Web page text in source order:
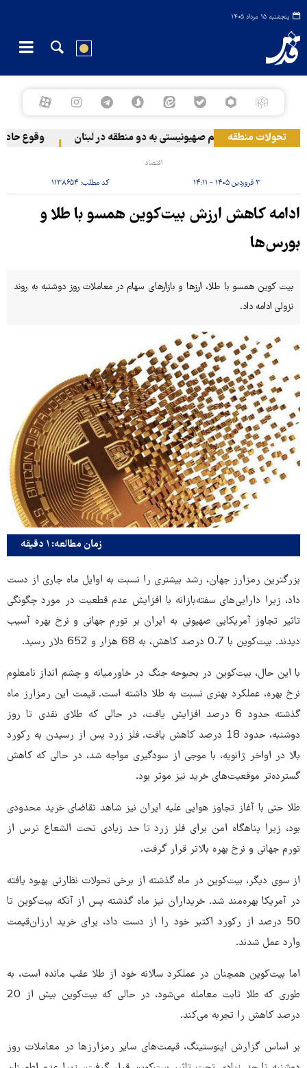
پنجشنبه ۱۵ مرداد ۱۴۰۵
تحولات منطقه
حمله رژیم صهیونیستی به دو منطقه در لبنان وقوع
اقتصاد
۳ فروردین ۱۴۰۵ - ۱۴:۱۱ کد مطلب:۱۱۳۸۶۵۴
ادامه کاهش ارزش بیت‌کوین همسو با طلا و
بورس‌ها
بیت کوین همسو با طلا، ارزها و بازارهای سهام در معاملات روز دوشنبه به روند
نزولی ادامه داد.
زمان مطالعه: ۱ دقیقه
بزرگترین رمزارز جهان، رشد بیشتری را نسبت به اوایل ماه جاری از دست
داد، زیرا دارایی‌های سفته‌بازانه با افزایش عدم قطعیت در مورد چگونگی
تاثیر تجاوز آمریکایی صهیونی به ایران بر تورم جهانی و نرخ بهره آسیب
دیدند. بیت‌کوین با 0.7 درصد کاهش، به 68 هزار و 652 دلار رسید.
با این حال، بیت‌کوین در بحبوحه جنگ در خاورمیانه و چشم انداز نامعلوم
نرخ بهره، عملکرد بهتری نسبت به طلا داشته است. قیمت این رمزارز ماه
گذشته حدود 6 درصد افزایش یافت، در حالی که طلای نقدی تا روز
دوشنبه، حدود 18 درصد کاهش یافت. فلز زرد پس از رسیدن به رکورد
بالا در اواخر ژانویه، با موجی از سودگیری مواجه شد، در حالی که کاهش
گسترده‌تر موقعیت‌های خرید نیز موثر بود.
طلا حتی با آغاز تجاوز هوایی علیه ایران نیز شاهد تقاضای خرید محدودی
بود، زیرا پناهگاه امن برای فلز زرد تا حد زیادی تحت الشعاع ترس از
تورم جهانی و نرخ بهره بالاتر قرار گرفت.
از سوی دیگر، بیت‌کوین در ماه گذشته از برخی تحولات نظارتی بهبود یافته
در آمریکا بهره‌مند شد. خریداران نیز ماه گذشته پس از آنکه بیت‌کوین تا
50 درصد از رکورد اکتبر خود را از دست داد، برای خرید ارزان‌قیمت
وارد عمل شدند.
اما بیت‌کوین همچنان در عملکرد سالانه خود از طلا عقب مانده است، به
طوری که طلا ثابت معامله می‌شود، در حالی که بیت‌کوین بیش از 20
درصد کاهش را تجربه می‌کند.
بر اساس گزارش اینوستینگ، قیمت‌های سایر رمزارزها در معاملات روز